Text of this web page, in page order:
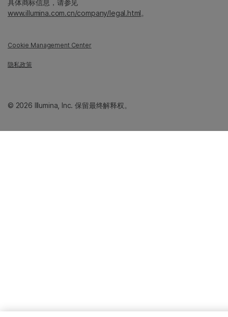
具体商标信息，请参见
www.illumina.com.cn/company/legal.html。
Cookie Management Center
隐私政策
© 2026 Illumina, Inc. 保留最终解释权。